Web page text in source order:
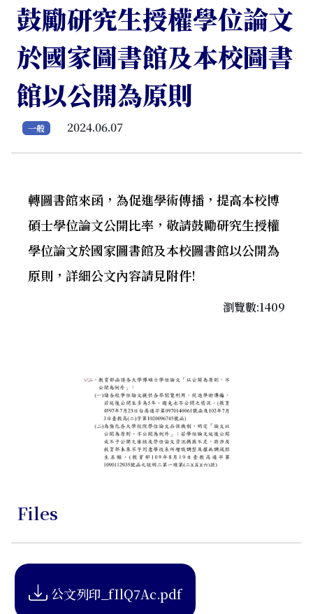
鼓勵研究生授權學位論文
於國家圖書館及本校圖書
館以公開為原則
一般 2024.06.07
轉圖書館來函，為促進學術傳播，提高本校博
碩士學位論文公開比率，敬請鼓勵研究生授權
學位論文於國家圖書館及本校圖書館以公開為
原則，詳細公文內容請見附件!
瀏覽數:1409
Files
公文列印_fIlQ7Ac.pdf